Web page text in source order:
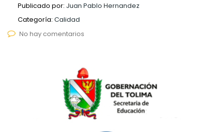
Publicado por: Juan Pablo Hernandez
Categoría: Calidad
No hay comentarios